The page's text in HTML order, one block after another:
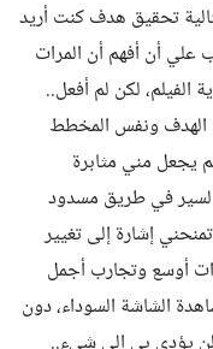
تحقيق هدف كنت أريد
أن أفهم أن المرات
الفيلم، لكن لم أفعل..
الهدف ونفس المخطط
يجعل مني مثابرة
في طريق مسدود
إشارة إلى تغيير
أوسع وتجارب أجمل
الشاشة السوداء، دون